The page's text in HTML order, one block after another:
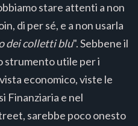
stare attenti a non
di per sé, e a non usarla
dei colletti blu". Sebbene il
strumento utile per i
economico, viste le
Finanziaria e nel
sarebbe poco onesto